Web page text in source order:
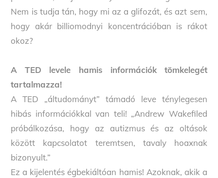
Nem is tudja tán, hogy mi az a glifozát, és azt sem,
hogy akár billiomodnyi koncentrációban is rákot
okoz?
A TED levele hamis információk tömkelegét
tartalmazza!
A TED „áltudományt” támadó leve ténylegesen
hibás információkkal van teli! „Andrew Wakefiled
próbálkozása, hogy az autizmus és az oltások
között kapcsolatot teremtsen, tavaly hoaxnak
bizonyult.”
Ez a kijelentés égbekiáltóan hamis! Azoknak, akik a